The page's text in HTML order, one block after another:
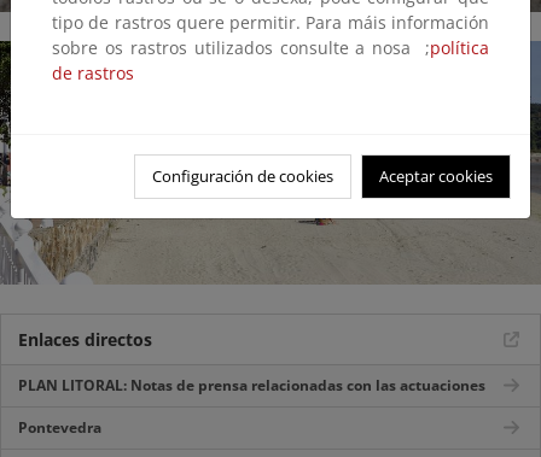
Enlaces directos
PLAN LITORAL: Notas de prensa relacionadas con las actuaciones
Pontevedra
tipo de rastros quere permitir. Para máis información
sobre os rastros utilizados consulte a nosa ;política
de rastros
Configuración de cookies Aceptar cookies